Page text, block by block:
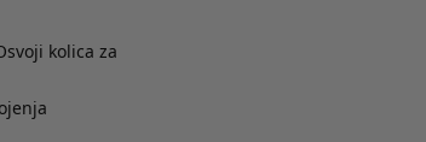
kolica za